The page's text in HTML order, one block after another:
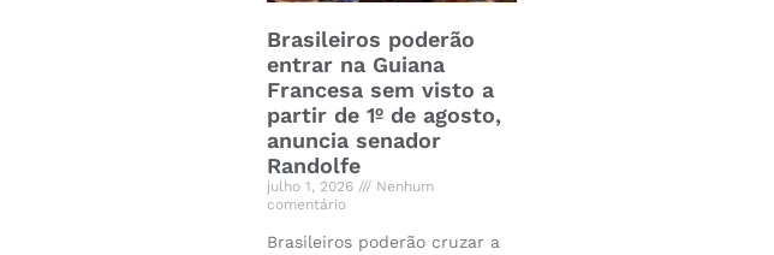
Brasileiros poderão
entrar na Guiana
Francesa sem visto a
partir de 1º de agosto,
anuncia senador
Randolfe
julho 1, 2026
Nenhum
comentário
Brasileiros poderão cruzar a